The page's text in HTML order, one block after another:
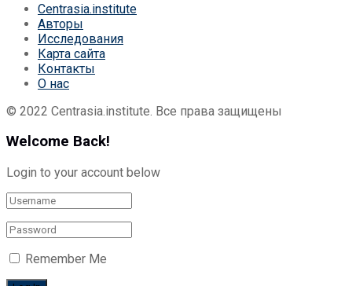
Centrasia.institute
Авторы
Исследования
Карта сайта
Контакты
О нас
© 2022 Centrasia.institute. Все права защищены
Welcome Back!
Login to your account below
Remember Me